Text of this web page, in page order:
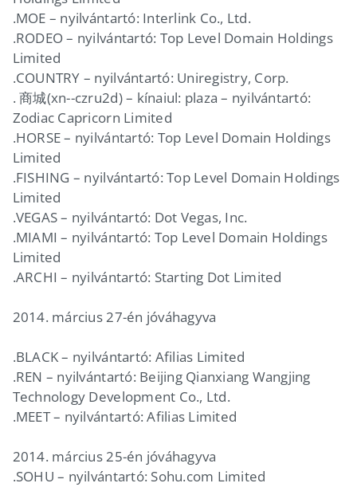
.MOE – nyilvántartó: Interlink Co., Ltd.
.RODEO – nyilvántartó: Top Level Domain Holdings
Limited
.COUNTRY – nyilvántartó: Uniregistry, Corp.
. 商城(xn--czru2d) – kínaiul: plaza – nyilvántartó:
Zodiac Capricorn Limited
.HORSE – nyilvántartó: Top Level Domain Holdings
Limited
.FISHING – nyilvántartó: Top Level Domain Holdings
Limited
.VEGAS – nyilvántartó: Dot Vegas, Inc.
.MIAMI – nyilvántartó: Top Level Domain Holdings
Limited
.ARCHI – nyilvántartó: Starting Dot Limited
2014. március 27-én jóváhagyva
.BLACK – nyilvántartó: Afilias Limited
.REN – nyilvántartó: Beijing Qianxiang Wangjing
Technology Development Co., Ltd.
.MEET – nyilvántartó: Afilias Limited
2014. március 25-én jóváhagyva
.SOHU – nyilvántartó: Sohu.com Limited